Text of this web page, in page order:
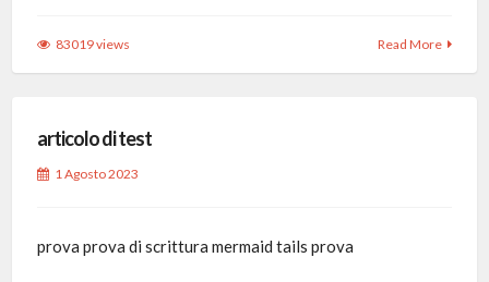
Read More
83019 views
articolo di test
1 Agosto 2023
prova prova di scrittura mermaid tails prova